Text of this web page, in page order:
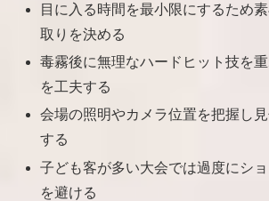
目に入る時間を最小限にするため
取りを決める
毒霧後に無理なハードヒット技を
を工夫する
会場の照明やカメラ位置を把握し
する
子ども客が多い大会では過度にシ
を避ける